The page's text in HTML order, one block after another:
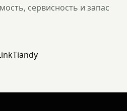
сервисность и запас
Tiandy